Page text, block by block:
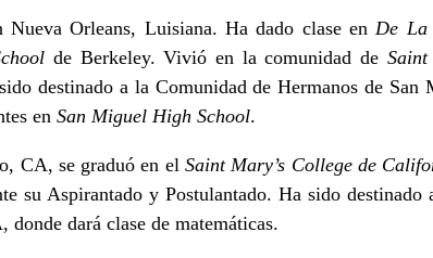
Orleans, Luisiana. Ha dado clase en De La
de Berkeley. Vivió en la comunidad de
destinado a la Comunidad de Hermanos de
en San Miguel High School.
CA, se graduó en elSaint Mary’s College de
su Aspirantado y Postulantado. Ha sido destinado
donde dará clase de matemáticas.